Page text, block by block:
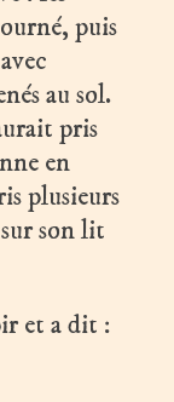
puis
au sol.
pris
en
plusieurs
son lit
et a dit :